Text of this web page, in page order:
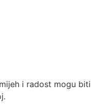
i radost mogu biti